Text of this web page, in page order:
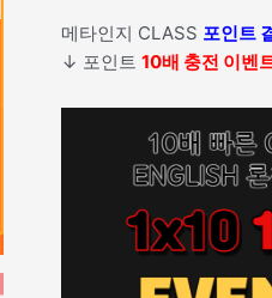
메타인지 CLASS 포인트
↓ 포인트 10배 충전 이벤
Vol.
12